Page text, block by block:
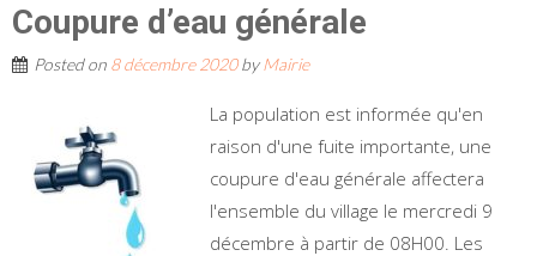
Coupure d’eau générale
Posted on 8 décembre 2020byMairie
La population est informée qu'en
raison d'une fuite importante, une
coupure d'eau générale affectera
l'ensemble du village le mercredi 9
décembre à partir de 08H00. Les